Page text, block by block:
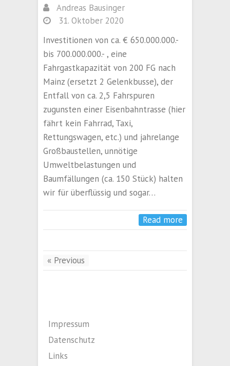
Andreas Bausinger
31. Oktober 2020
Investitionen von ca. € 650.000.000.-
bis 700.000.000.- , eine
Fahrgastkapazität von 200 FG nach
Mainz (ersetzt 2 Gelenkbusse), der
Entfall von ca. 2,5 Fahrspuren
zugunsten einer Eisenbahntrasse (hier
fährt kein Fahrrad, Taxi,
Rettungswagen, etc.) und jahrelange
Großbaustellen, unnötige
Umweltbelastungen und
Baumfällungen (ca. 150 Stück) halten
wir für überflüssig und sogar…
Read more
« Previous
Impressum
Datenschutz
Links